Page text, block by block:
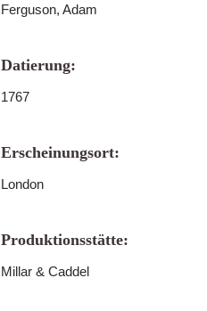
Ferguson, Adam
Datierung:
1767
Erscheinungsort:
London
Produktionsstätte:
Millar & Caddel